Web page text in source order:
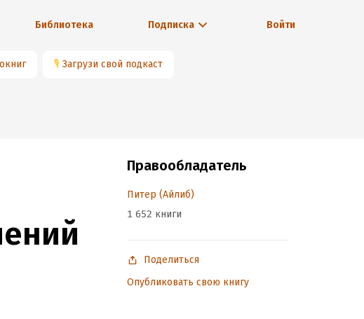
Библиотека Подписка Войти
🎙 Загрузи свой подкаст
Правообладатель
Питер (Айлиб)
1 652 книги
Поделиться
Опубликовать свою книгу